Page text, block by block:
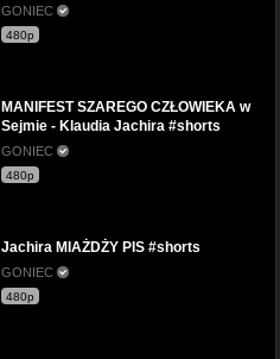
GONIEC
480p
MANIFEST SZAREGO CZŁOWIEKA w
Sejmie - Klaudia Jachira #shorts
GONIEC
480p
Jachira MIAŻDŻY PIS #shorts
GONIEC
480p